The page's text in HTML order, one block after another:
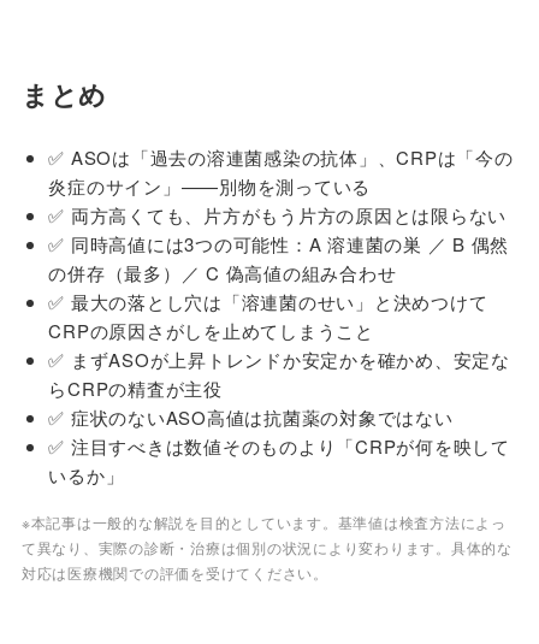
まとめ
✅ ASOは「過去の溶連菌感染の抗体」、CRPは「今の
炎症のサイン」——別物を測っている
✅ 両方高くても、片方がもう片方の原因とは限らない
✅ 同時高値には3つの可能性：A 溶連菌の巣 ／ B 偶然
の併存（最多）／ C 偽高値の組み合わせ
✅ 最大の落とし穴は「溶連菌のせい」と決めつけて
CRPの原因さがしを止めてしまうこと
✅ まずASOが上昇トレンドか安定かを確かめ、安定な
らCRPの精査が主役
✅ 症状のないASO高値は抗菌薬の対象ではない
✅ 注目すべきは数値そのものより「CRPが何を映して
いるか」
※本記事は一般的な解説を目的としています。基準値は検査方法によっ
て異なり、実際の診断・治療は個別の状況により変わります。具体的な
対応は医療機関での評価を受けてください。